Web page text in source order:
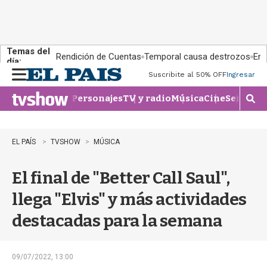
Temas del
día:
Rendición de Cuentas Temporal causa destrozos En
n
u
Suscribite al 50% OFFIngresar
PersonajesTV y radioMúsicaCineSeries
M
o
EL PAÍS TVSHOW MÚSICA
El final de "Better Call Saul",
llega "Elvis" y más actividades
destacadas para la semana
09/07/2022, 13:00